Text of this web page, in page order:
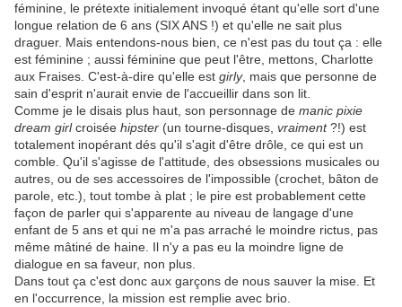
féminine, le prétexte initialement invoqué étant qu'elle sort d'une
longue relation de 6 ans (SIX ANS !) et qu'elle ne sait plus
draguer. Mais entendons-nous bien, ce n'est pas du tout ça : elle
est féminine ; aussi féminine que peut l'être, mettons, Charlotte
aux Fraises. C'est-à-dire qu'elle est girly, mais que personne de
sain d'esprit n'aurait envie de l'accueillir dans son lit.
Comme je le disais plus haut, son personnage de manic pixie
dream girlcroisée hipster (un tourne-disques, vraiment?!) est
totalement inopérant dés qu'il s'agit d'être drôle, ce qui est un
comble. Qu'il s'agisse de l'attitude, des obsessions musicales ou
autres, ou de ses accessoires de l'impossible (crochet, bâton de
parole, etc.), tout tombe à plat ; le pire est probablement cette
façon de parler qui s'apparente au niveau de langage d'une
enfant de 5 ans et qui ne m'a pas arraché le moindre rictus, pas
même mâtiné de haine. Il n'y a pas eu la moindre ligne de
dialogue en sa faveur, non plus.
Dans tout ça c'est donc aux garçons de nous sauver la mise. Et
en l'occurrence, la mission est remplie avec brio.